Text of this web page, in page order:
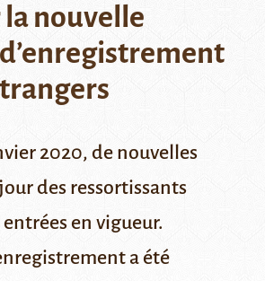
nouvelle
2020, de nouvelles
des ressortissants
en vigueur.
a été